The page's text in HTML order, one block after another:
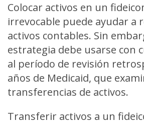
Colocar activos en un
irrevocable puede ayudar a
activos contables. Sin
estrategia debe usarse con
al período de revisión
años de Medicaid, que
transferencias de activos.
Transferir activos a un